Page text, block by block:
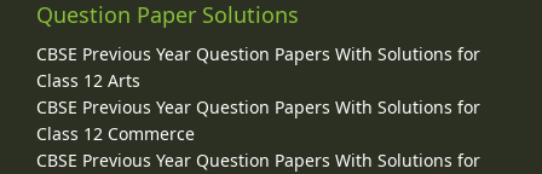
Question Paper Solutions
CBSE Previous Year Question Papers With Solutions for
Class 12 Arts
CBSE Previous Year Question Papers With Solutions for
Class 12 Commerce
CBSE Previous Year Question Papers With Solutions for